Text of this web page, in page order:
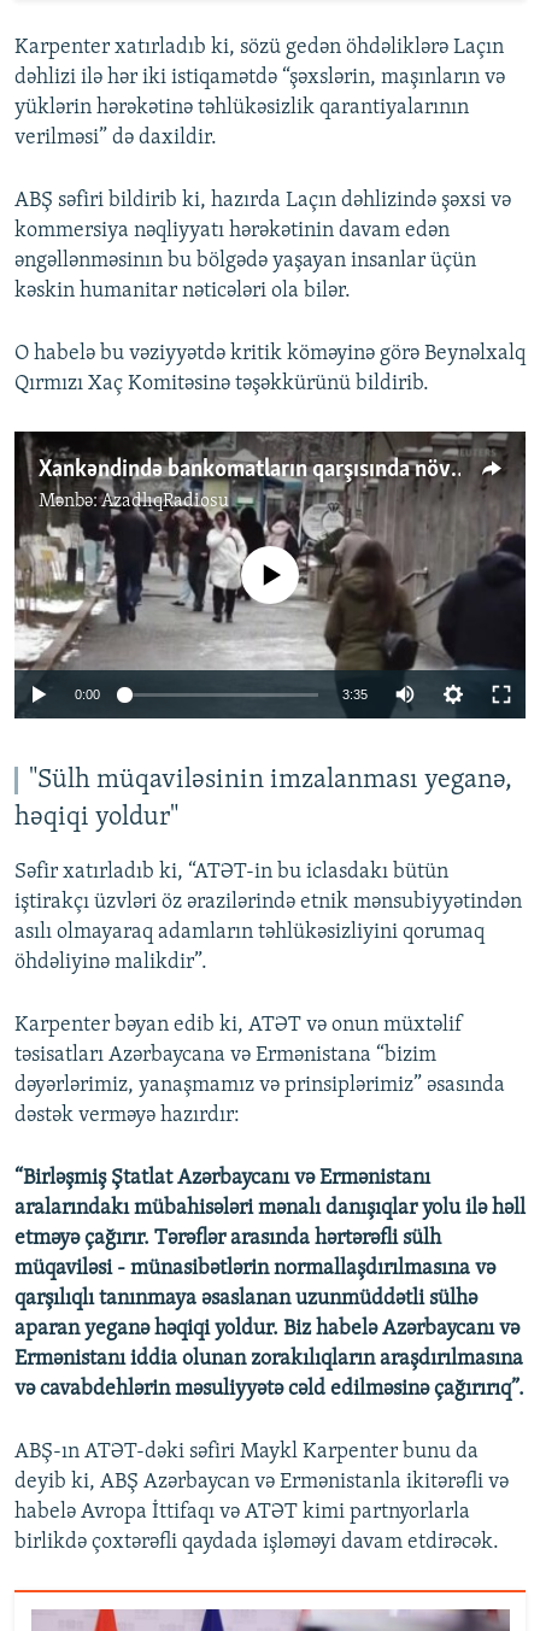
Karpenter xatırladıb ki, sözü gedən öhdəliklərə Laçın
dəhlizi ilə hər iki istiqamətdə “şəxslərin, maşınların və
yüklərin hərəkətinə təhlükəsizlik qarantiyalarının
verilməsi” də daxildir.
ABŞ səfiri bildirib ki, hazırda Laçın dəhlizində şəxsi və
kommersiya nəqliyyatı hərəkətinin davam edən
əngəllənməsinın bu bölgədə yaşayan insanlar üçün
kəskin humanitar nəticələri ola bilər.
O habelə bu vəziyyətdə kritik köməyinə görə Beynəlxalq
Qırmızı Xaç Komitəsinə təşəkkürünü bildirib.
Xankəndində bankomatların qarşısında növbələr yaranıb
Mənbə:AzadlıqRadiosu
Auto
720p 1080p
No media source currently available
0:00 3:35
360p
1080p
"Sülh müqaviləsinin imzalanması yeganə,
həqiqi yoldur"
Səfir xatırladıb ki, “ATƏT-in bu iclasdakı bütün
iştirakçı üzvləri öz ərazilərində etnik mənsubiyyətindən
asılı olmayaraq adamların təhlükəsizliyini qorumaq
öhdəliyinə malikdir”.
Karpenter bəyan edib ki, ATƏT və onun müxtəlif
təsisatları Azərbaycana və Ermənistana “bizim
dəyərlərimiz, yanaşmamız və prinsiplərimiz” əsasında
dəstək verməyə hazırdır:
“Birləşmiş Ştatlat Azərbaycanı və Ermənistanı
aralarındakı mübahisələri mənalı danışıqlar yolu ilə həll
etməyə çağırır. Tərəflər arasında hərtərəfli sülh
müqaviləsi - münasibətlərin normallaşdırılmasına və
qarşılıqlı tanınmaya əsaslanan uzunmüddətli sülhə
aparan yeganə həqiqi yoldur. Biz habelə Azərbaycanı və
Ermənistanı iddia olunan zorakılıqların araşdırılmasına
və cavabdehlərin məsuliyyətə cəld edilməsinə çağırırıq”.
ABŞ-ın ATƏT-dəki səfiri Maykl Karpenter bunu da
deyib ki, ABŞ Azərbaycan və Ermənistanla ikitərəfli və
habelə Avropa İttifaqı və ATƏT kimi partnyorlarla
birlikdə çoxtərəfli qaydada işləməyi davam etdirəcək.